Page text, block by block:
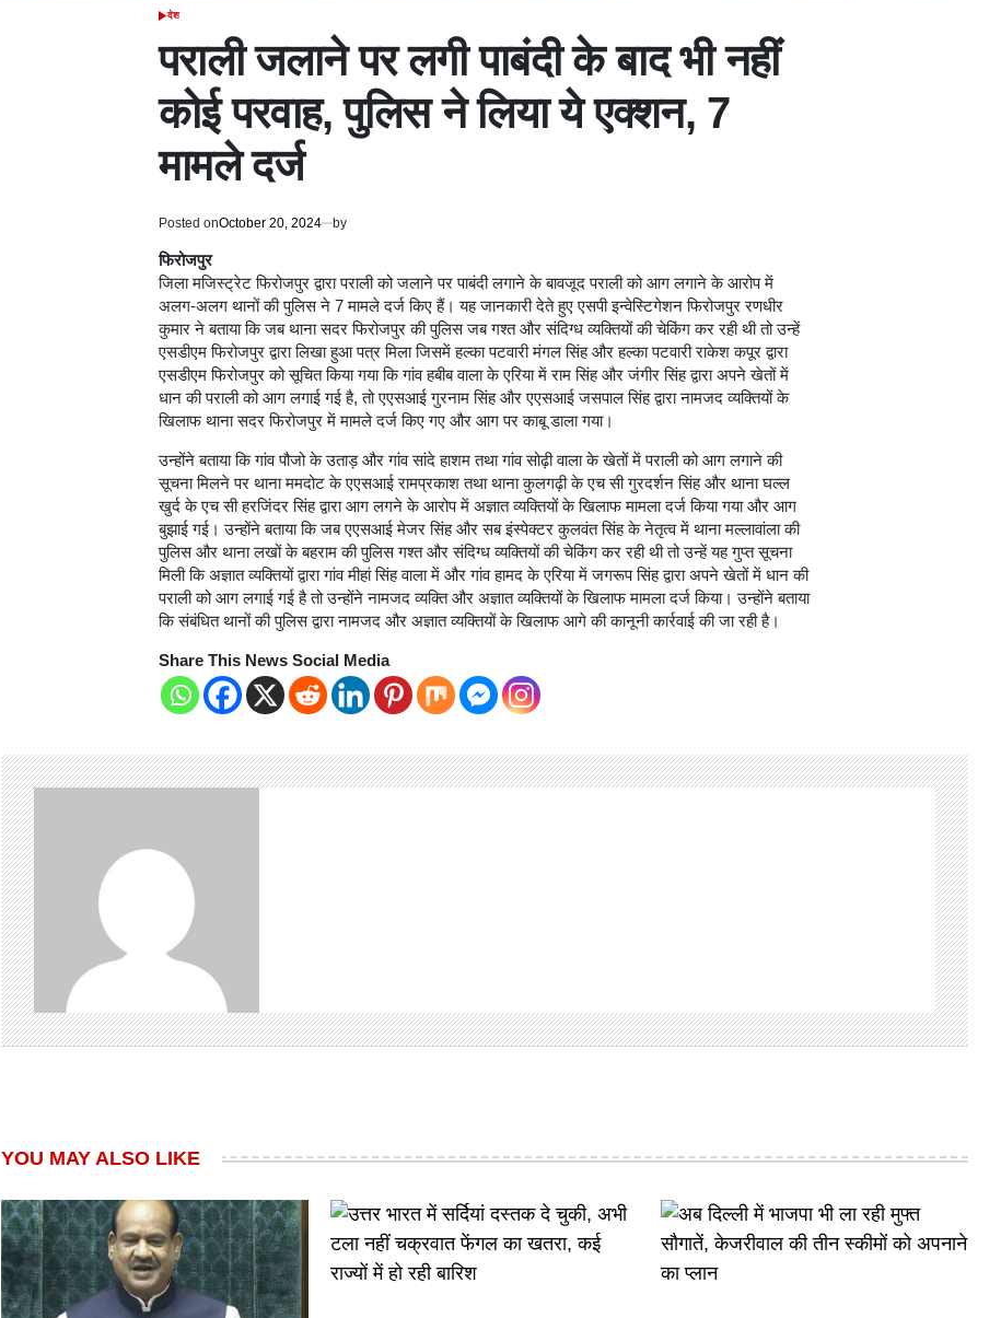
POSTED
देश
पराली जलाने पर लगी पाबंदी के बाद भी नहीं
कोई परवाह, पुलिस ने लिया ये एक्शन, 7
मामले दर्ज
Posted onOctober 20, 2024 by
फिरोजपुर
जिला मजिस्ट्रेट फिरोजपुर द्वारा पराली को जलाने पर पाबंदी लगाने के बावजूद पराली को आग लगाने के आरोप में
अलग-अलग थानों की पुलिस ने 7 मामले दर्ज किए हैं। यह जानकारी देते हुए एसपी इन्वेस्टिगेशन फिरोजपुर रणधीर
कुमार ने बताया कि जब थाना सदर फिरोजपुर की पुलिस जब गश्त और संदिग्ध व्यक्तियों की चेकिंग कर रही थी तो उन्हें
एसडीएम फिरोजपुर द्वारा लिखा हुआ पत्र मिला जिसमें हल्का पटवारी मंगल सिंह और हल्का पटवारी राकेश कपूर द्वारा
एसडीएम फिरोजपुर को सूचित किया गया कि गांव हबीब वाला के एरिया में राम सिंह और जंगीर सिंह द्वारा अपने खेतों में
धान की पराली को आग लगाई गई है, तो एएसआई गुरनाम सिंह और एएसआई जसपाल सिंह द्वारा नामजद व्यक्तियों के
खिलाफ थाना सदर फिरोजपुर में मामले दर्ज किए गए और आग पर काबू डाला गया।
उन्होंने बताया कि गांव पौजो के उताड़ और गांव सांदे हाशम तथा गांव सोढ़ी वाला के खेतों में पराली को आग लगाने की
सूचना मिलने पर थाना ममदोट के एएसआई रामप्रकाश तथा थाना कुलगढ़ी के एच सी गुरदर्शन सिंह और थाना घल्ल
खुर्द के एच सी हरजिंदर सिंह द्वारा आग लगने के आरोप में अज्ञात व्यक्तियों के खिलाफ मामला दर्ज किया गया और आग
बुझाई गई। उन्होंने बताया कि जब एएसआई मेजर सिंह और सब इंस्पेक्टर कुलवंत सिंह के नेतृत्व में थाना मल्लावांला की
पुलिस और थाना लखों के बहराम की पुलिस गश्त और संदिग्ध व्यक्तियों की चेकिंग कर रही थी तो उन्हें यह गुप्त सूचना
मिली कि अज्ञात व्यक्तियों द्वारा गांव मीहां सिंह वाला में और गांव हामद के एरिया में जगरूप सिंह द्वारा अपने खेतों में धान की
पराली को आग लगाई गई है तो उन्होंने नामजद व्यक्ति और अज्ञात व्यक्तियों के खिलाफ मामला दर्ज किया। उन्होंने बताया
कि संबंधित थानों की पुलिस द्वारा नामजद और अज्ञात व्यक्तियों के खिलाफ आगे की कानूनी कार्रवाई की जा रही है।
Share This News Social Media
YOU MAY ALSO LIKE